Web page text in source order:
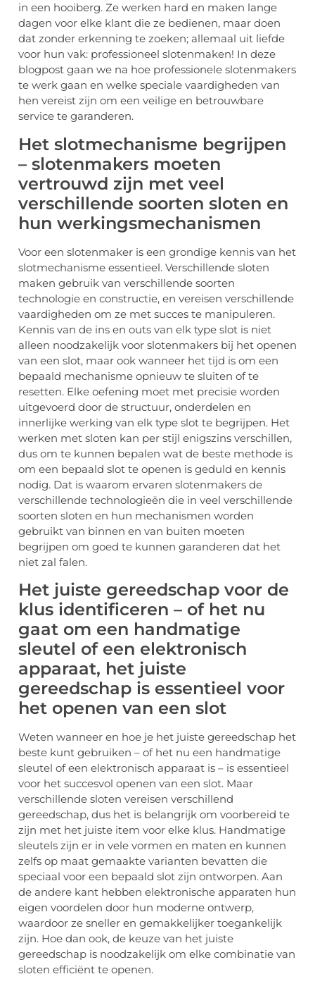
in een hooiberg. Ze werken hard en maken lange
dagen voor elke klant die ze bedienen, maar doen
dat zonder erkenning te zoeken; allemaal uit liefde
voor hun vak: professioneel slotenmaken! In deze
blogpost gaan we na hoe professionele slotenmakers
te werk gaan en welke speciale vaardigheden van
hen vereist zijn om een veilige en betrouwbare
service te garanderen.
Het slotmechanisme begrijpen
– slotenmakers moeten
vertrouwd zijn met veel
verschillende soorten sloten en
hun werkingsmechanismen
Voor een slotenmaker is een grondige kennis van het
slotmechanisme essentieel. Verschillende sloten
maken gebruik van verschillende soorten
technologie en constructie, en vereisen verschillende
vaardigheden om ze met succes te manipuleren.
Kennis van de ins en outs van elk type slot is niet
alleen noodzakelijk voor slotenmakers bij het openen
van een slot, maar ook wanneer het tijd is om een
bepaald mechanisme opnieuw te sluiten of te
resetten. Elke oefening moet met precisie worden
uitgevoerd door de structuur, onderdelen en
innerlijke werking van elk type slot te begrijpen. Het
werken met sloten kan per stijl enigszins verschillen,
dus om te kunnen bepalen wat de beste methode is
om een bepaald slot te openen is geduld en kennis
nodig. Dat is waarom ervaren slotenmakers de
verschillende technologieën die in veel verschillende
soorten sloten en hun mechanismen worden
gebruikt van binnen en van buiten moeten
begrijpen om goed te kunnen garanderen dat het
niet zal falen.
Het juiste gereedschap voor de
klus identificeren – of het nu
gaat om een handmatige
sleutel of een elektronisch
apparaat, het juiste
gereedschap is essentieel voor
het openen van een slot
Weten wanneer en hoe je het juiste gereedschap het
beste kunt gebruiken – of het nu een handmatige
sleutel of een elektronisch apparaat is – is essentieel
voor het succesvol openen van een slot. Maar
verschillende sloten vereisen verschillend
gereedschap, dus het is belangrijk om voorbereid te
zijn met het juiste item voor elke klus. Handmatige
sleutels zijn er in vele vormen en maten en kunnen
zelfs op maat gemaakte varianten bevatten die
speciaal voor een bepaald slot zijn ontworpen. Aan
de andere kant hebben elektronische apparaten hun
eigen voordelen door hun moderne ontwerp,
waardoor ze sneller en gemakkelijker toegankelijk
zijn. Hoe dan ook, de keuze van het juiste
gereedschap is noodzakelijk om elke combinatie van
sloten efficiënt te openen.